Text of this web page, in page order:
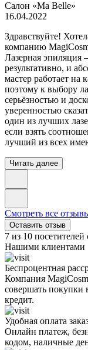
Салон «Ma Belle»
16.04.2022
Здравствуйте!
компанию
Лазерная эпиляция
результативно, и
мастер работает на
поэтому к выбору
серьёзностью и
уверенностью
один из лучших
если взять
лучший из всех
Читать далее
Смотреть все
Оставить отзыв
7 из 10 посетителей
Нашими клиентами
Беспроцентная
Компания
совершать покупки
кредит.
Удобная оплата
Онлайн платеж,
кодом, наличные